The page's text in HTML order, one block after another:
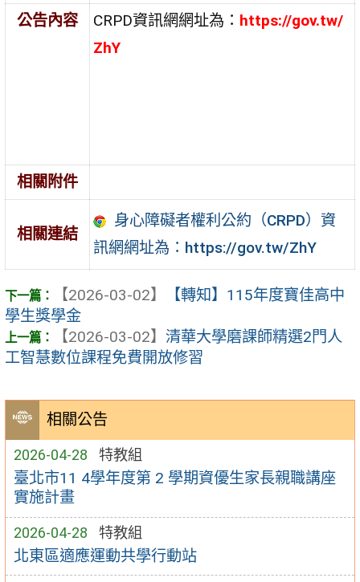
相關公告
2026-04-28 特教組
臺北市11 4學年度第 2 學期資優生家長親職講座
實施計畫
2026-04-28 特教組
北東區適應運動共學行動站
公告內容
CRPD資訊網網址為： https://gov.tw/
ZhY
相關附件
相關連結
身心障礙者權利公約（CRPD）資
訊網網址為：https://gov.tw/ZhY
【2026-03-02】
【轉知】115年度寶佳高中
學生獎學金
【2026-03-02】 清華大學磨課師精選2門人
工智慧數位課程免費開放修習